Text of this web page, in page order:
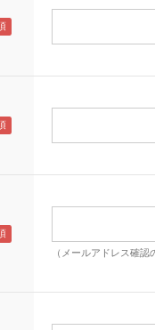
（メールアドレス確